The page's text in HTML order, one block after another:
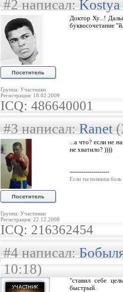
#2 написал:Kostya
Группа: Участники
Регистрация: 18.02.2009
Доктор Ху...!
буквосочетание
ICQ: 486640001
#3 написал:Ranet
Группа: Участники
Регистрация: 22.12.2008
...а что? если не
не хватило? ))))
--------------------
Если ты помниш боль
ICQ: 216362454
#4 написал:
10:18)
"ставил себе
быстрый.